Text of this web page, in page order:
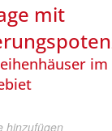
mit
hinzufügen